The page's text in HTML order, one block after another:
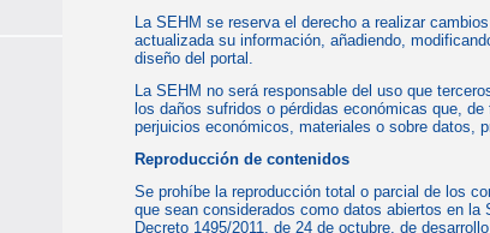
La SEHM se reserva el derecho a realizar
actualizada su información, añadiendo,
diseño del portal.
La SEHM no será responsable del uso que
los daños sufridos o pérdidas económicas que,
perjuicios económicos, materiales o sobre datos,
Reproducción de contenidos
Se prohíbe la reproducción total o parcial de los
que sean considerados como datos abiertos en
Decreto 1495/2011, de 24 de octubre, de